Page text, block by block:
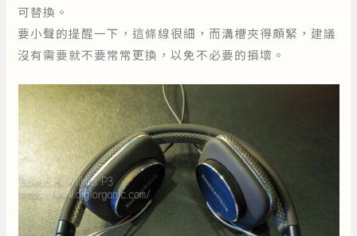
可替換。
要小聲的提醒一下，這條線很細，而溝槽夾得頗緊，建議
沒有需要就不要常常更換，以免不必要的損壞。